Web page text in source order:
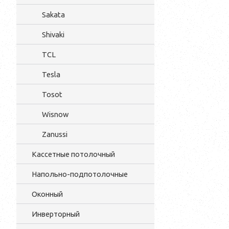
Sakata
Shivaki
TCL
Tesla
Tosot
Wisnow
Zanussi
Кассетные потолочный
Напольно-подпотолочные
Оконный
Инверторный